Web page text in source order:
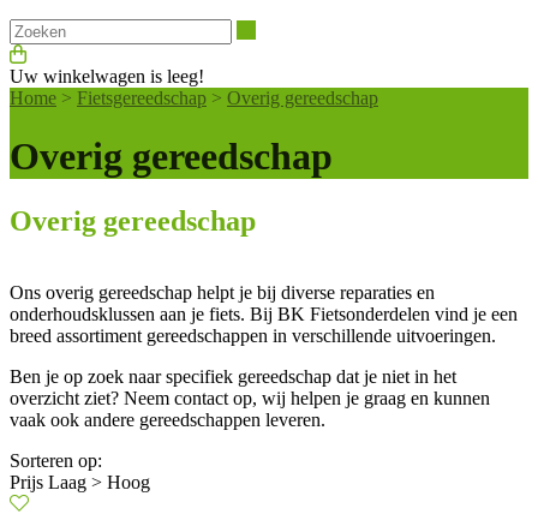
Uw winkelwagen is leeg!
Home > Fietsgereedschap > Overig gereedschap
Overig gereedschap
Overig gereedschap
Ons overig gereedschap helpt je bij diverse reparaties en
onderhoudsklussen aan je fiets. Bij BK Fietsonderdelen vind je een
breed assortiment gereedschappen in verschillende uitvoeringen.
Ben je op zoek naar specifiek gereedschap dat je niet in het
overzicht ziet? Neem contact op, wij helpen je graag en kunnen
vaak ook andere gereedschappen leveren.
Sorteren op:
Prijs Laag > Hoog